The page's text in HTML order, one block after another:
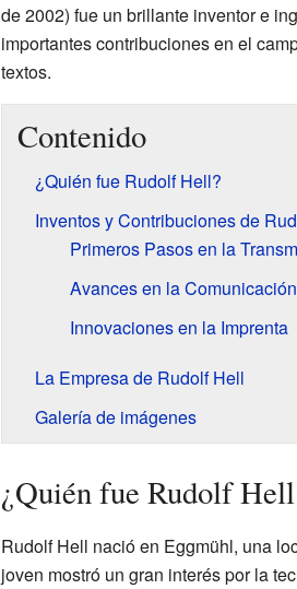
de 2002) fue un brillante inventor e
importantes contribuciones en el
textos.
Contenido
¿Quién fue Rudolf Hell?
Inventos y Contribuciones de
Primeros Pasos en la
Avances en la
Innovaciones en la Imprenta
La Empresa de Rudolf Hell
Galería de imágenes
¿Quién fue Rudolf
Rudolf Hell nació en Eggmühl, una
joven mostró un gran interés por la